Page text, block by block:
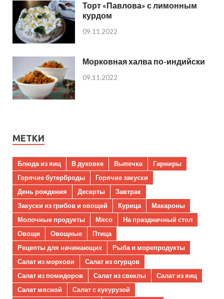
Торт «Павлова» с лимонным
курдом
09.11.2022
Морковная халва по-индийски
09.11.2022
МЕТКИ
Блюда из яиц В духовке Выпечка
Гарниры
Горячие бутерброды
Горячие закуски
День рождения
Десерты
Завтрак
Закуски из грибов и овощей
Курица
Макароны
Молочные продукты
Мясо
На праздничный стол
Овощи
Овощные
Птица
Рецепты для начинающих
Рыба и морепродукты
Салат из моркови
Салат из огурцов
Салат из помидоров
Салат из свеклы
Салат из яиц
Салат мясной
Салат с кукурузой